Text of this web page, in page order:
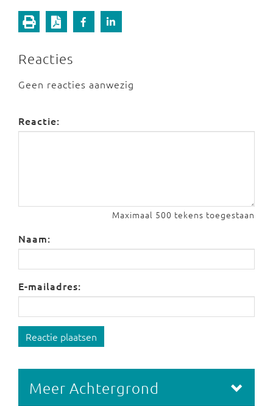
Reacties
Geen reacties aanwezig
Reactie:
Maximaal 500 tekens toegestaan
Naam:
E-mailadres:
Reactie plaatsen
Meer Achtergrond